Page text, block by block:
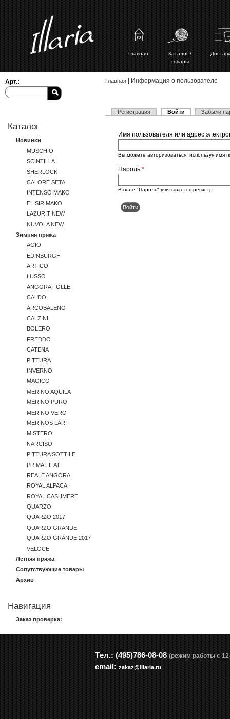
Главная
Каталог /
товары
Арт.:
Каталог
Новинки
MUSCHIO
SCINTILLA
SHERLOCK
CALORE SETA
INTENSO MAKO
ELISIR MAKO
LAZURIT NEW
NUVOLA NEW
Зимняя пряжа
AGIO
EDINBURGH
ARTICO
LUSSO
ANGORA FOLLE
CALDO
ARCOBALENO
CALZINI
BOLERO
FREDDO
CATENA
PITTURA
INVERNO
MAGICO
MERINO AQUILA
MERINO PURO
MERINO VERO
MERINOS LARI
MISTERO
NARCISO
PITTURA SOTTILE
PRIMA FILATI
REALE ANGORA
ROYAL ALPACA
ROYAL CASHMERE
QUARZO
QUARZO 2017
QUARZO GRANDE
QUARZO GRANDE 2017
VELOCE
Летняя пряжа
Сопутствующие товары
Архив
Навигация
Заказ проверка:
Вы здесь
Главная | Информация о пользователе
Главные вкладки
Регистрация Войти (активная
Забыли
Имя пользователя или адрес
Вы можете авторизоваться, используя имя
Пароль *
В поле "Пароль" учитывается регистр.
Tел.: (495)786-08-08 (режим работы с
email: zakaz@illaria.ru